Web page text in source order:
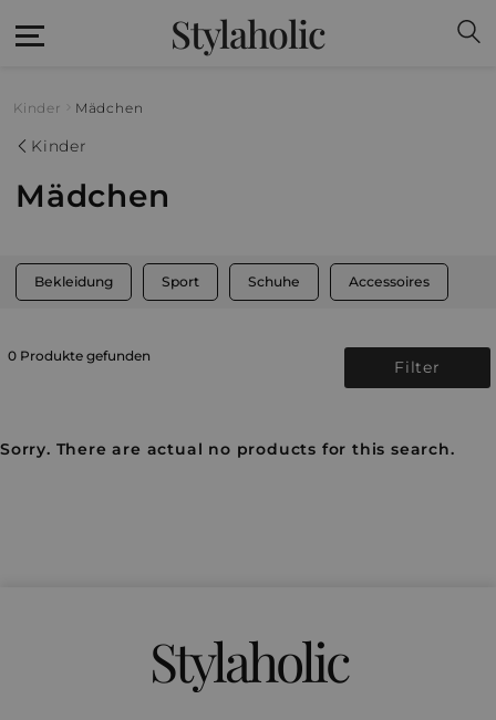
Stylaholic
Kinder Mädchen
Kinder
Mädchen
Bekleidung Sport Schuhe Accessoires
0 Produkte gefunden
Filter
Sorry. There are actual no products for this search.
Stylaholic